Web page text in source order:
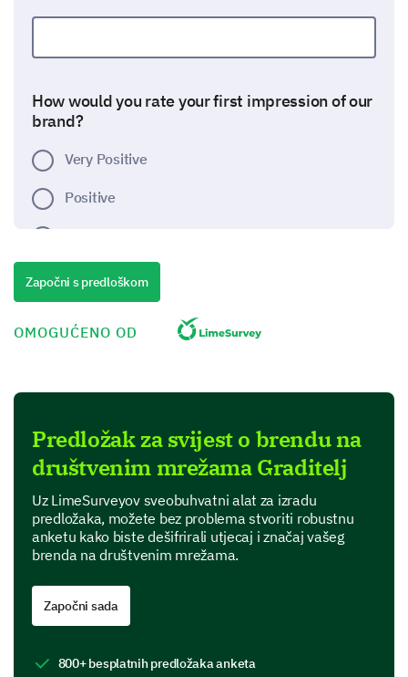
Other:
How would you rate your first impression of our
brand?
Very Positive
Positive
Negative
How familiar are you with our brand?
Very familiar
Somewhat familiar
Somewhat unfamiliar
Započni s predloškom
OMOGUĆENO OD
Predložak za svijest o brendu na
društvenim mrežama Graditelj
Uz LimeSurveyov sveobuhvatni alat za izradu
predložaka, možete bez problema stvoriti robustnu
anketu kako biste dešifrirali utjecaj i značaj vašeg
brenda na društvenim mrežama.
Započni sada
800+ besplatnih predložaka anketa